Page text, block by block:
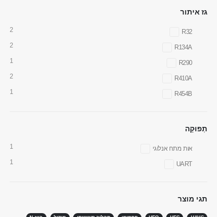
גז איתור
R32
2
R134A
2
R290
1
R410A
2
R454B
1
תְפוּקָה
אות מתח אנלוגי 1
UART
1
תגי מוצר
מוצרים חמים
איתור דליפות קירור למערכות HVAC
ניטור קירור שרשרת קרה